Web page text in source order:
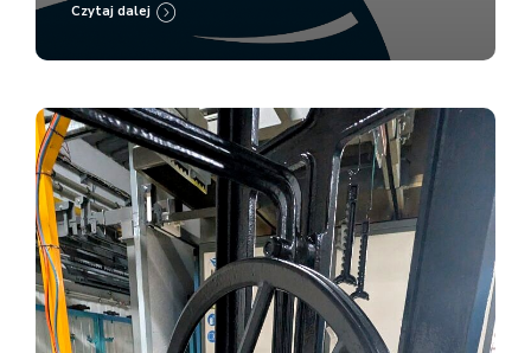
Czytaj dalej